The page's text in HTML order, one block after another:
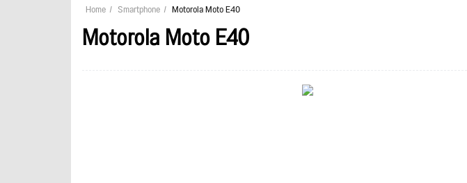
Home Smartphone Motorola Moto E40
Motorola Moto E40